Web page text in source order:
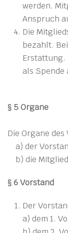
werden.
Anspruch
Die
bezahlt.
als Spende
§ 5 Organe
Die Organe des
a) der
b) die
§ 6 Vorstand
Der
a) dem 1.